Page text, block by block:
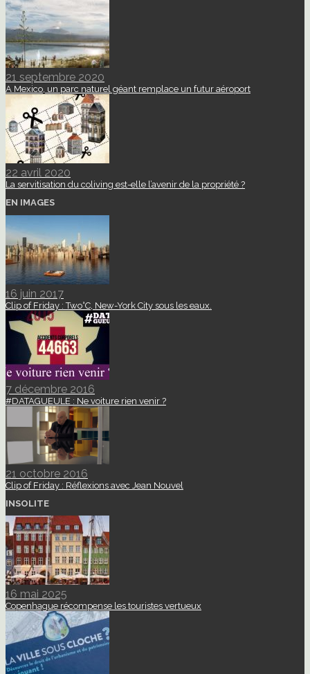
21 septembre 2020
A Mexico, un parc naturel géant remplace un futur aéroport
22 avril 2020
La servitisation du coliving est-elle l’avenir de la propriété ?
EN IMAGES
16 juin 2017
Clip of Friday : Two°C, New-York City sous les eaux.
7 décembre 2016
#DATAGUEULE : Ne voiture rien venir ?
21 octobre 2016
Clip of Friday : Réflexions avec Jean Nouvel
INSOLITE
16 mai 2025
Copenhague récompense les touristes vertueux